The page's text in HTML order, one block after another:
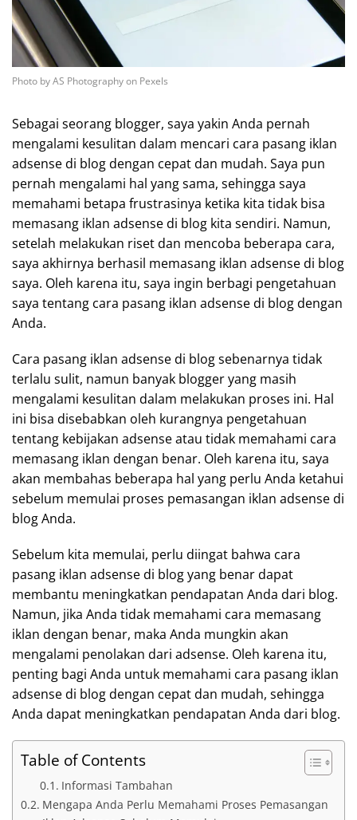
Photo by AS Photography on Pexels
Sebagai seorang blogger, saya yakin Anda pernah
mengalami kesulitan dalam mencari cara pasang iklan
adsense di blog dengan cepat dan mudah. Saya pun
pernah mengalami hal yang sama, sehingga saya
memahami betapa frustrasinya ketika kita tidak bisa
memasang iklan adsense di blog kita sendiri. Namun,
setelah melakukan riset dan mencoba beberapa cara,
saya akhirnya berhasil memasang iklan adsense di blog
saya. Oleh karena itu, saya ingin berbagi pengetahuan
saya tentang cara pasang iklan adsense di blog dengan
Anda.
Cara pasang iklan adsense di blog sebenarnya tidak
terlalu sulit, namun banyak blogger yang masih
mengalami kesulitan dalam melakukan proses ini. Hal
ini bisa disebabkan oleh kurangnya pengetahuan
tentang kebijakan adsense atau tidak memahami cara
memasang iklan dengan benar. Oleh karena itu, saya
akan membahas beberapa hal yang perlu Anda ketahui
sebelum memulai proses pemasangan iklan adsense di
blog Anda.
Sebelum kita memulai, perlu diingat bahwa cara
pasang iklan adsense di blog yang benar dapat
membantu meningkatkan pendapatan Anda dari blog.
Namun, jika Anda tidak memahami cara memasang
iklan dengan benar, maka Anda mungkin akan
mengalami penolakan dari adsense. Oleh karena itu,
penting bagi Anda untuk memahami cara pasang iklan
adsense di blog dengan cepat dan mudah, sehingga
Anda dapat meningkatkan pendapatan Anda dari blog.
Table of Contents
Informasi Tambahan
Mengapa Anda Perlu Memahami Proses Pemasangan